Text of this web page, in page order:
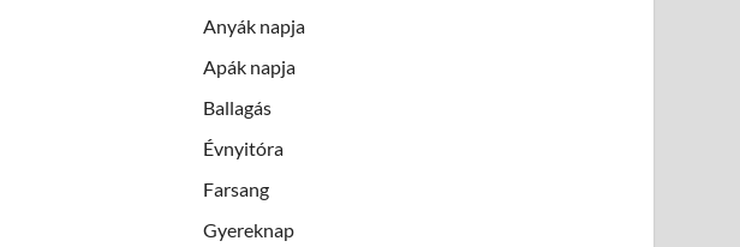
Anyák napja
Apák napja
Ballagás
Évnyitóra
Farsang
Gyereknap